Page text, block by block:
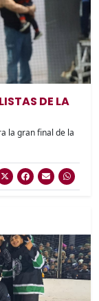
DE LA
la gran final de la